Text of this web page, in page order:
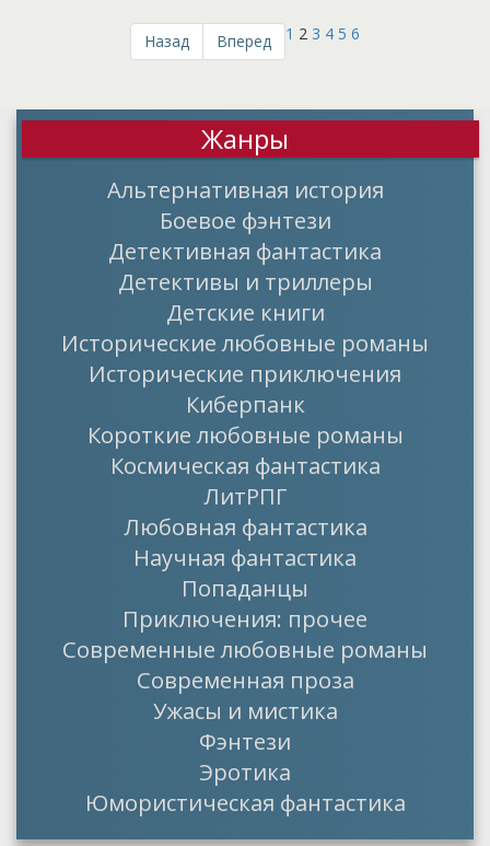
Назад 1 2 3 4 5 6
Вперед
Жанры
Альтернативная история
Боевое фэнтези
Детективная фантастика
Детективы и триллеры
Детские книги
Исторические любовные романы
Исторические приключения
Киберпанк
Короткие любовные романы
Космическая фантастика
ЛитРПГ
Любовная фантастика
Научная фантастика
Попаданцы
Приключения: прочее
Современные любовные романы
Современная проза
Ужасы и мистика
Фэнтези
Эротика
Юмористическая фантастика